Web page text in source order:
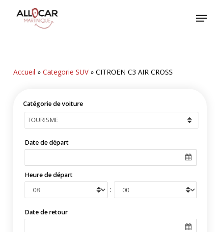
Menu
Accueil » Categorie SUV» CITROEN C3 AIR CROSS
Catégorie de voiture
Date de départ
Heure de départ
:
Date de retour